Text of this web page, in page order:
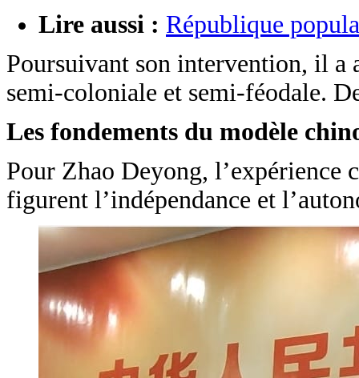
Lire aussi : République
Poursuivant son intervention, il a
semi-coloniale et semi-féodale.
Les fondements du modèle
Pour Zhao Deyong, l’expérience
figurent l’indépendance et